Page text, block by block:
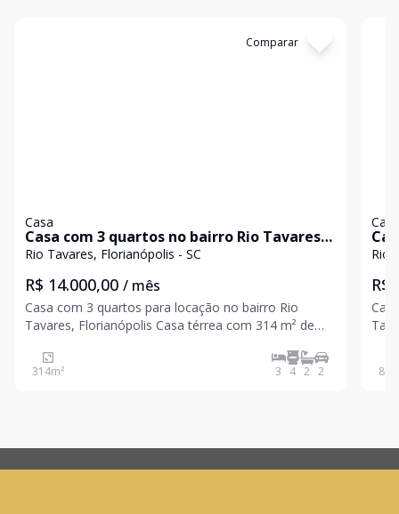
Comparar
Casa
Casa com 3 quartos no bairro Rio Tavares,
Florianópolis
Rio Tavares, Florianópolis - SC
R$ 14.000,00 / mês
Casa com 3 quartos para locação no bairro Rio
Tavares, Florianópolis Casa térrea com 314 m² de
1.278 m² no bairro Rio Tavares. O imóvel conta com
3 quartos, sendo 2 suítes, 4 banheiros, ar-
314m² 3 4 2 2
Casa
Rio
R$
Tavares,
80